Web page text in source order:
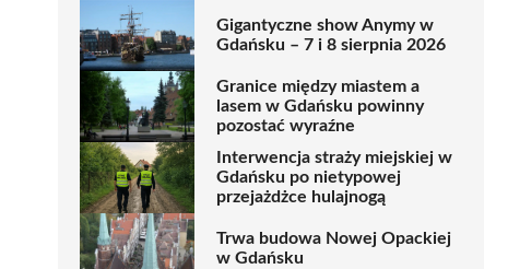
Gigantyczne show Anymy w
Gdańsku – 7 i 8 sierpnia 2026
Granice między miastem a
lasem w Gdańsku powinny
pozostać wyraźne
Interwencja straży miejskiej w
Gdańsku po nietypowej
przejażdżce hulajnogą
Trwa budowa Nowej Opackiej
w Gdańsku